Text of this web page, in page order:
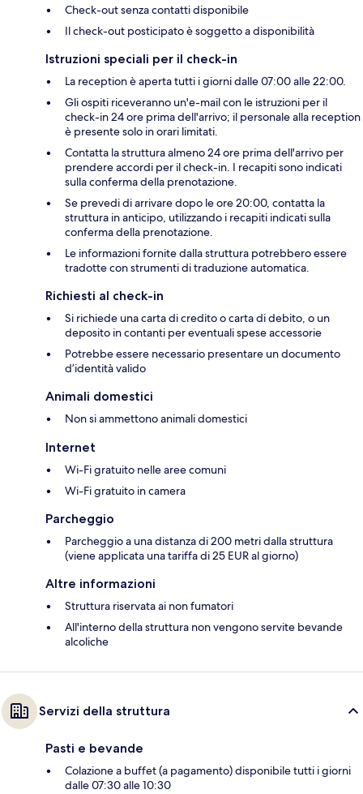
Check-out senza contatti disponibile
Il check-out posticipato è soggetto a disponibilità
Istruzioni speciali per il check-in
La reception è aperta tutti i giorni dalle 07:00 alle 22:00.
Gli ospiti riceveranno un'e-mail con le istruzioni per il
check-in 24 ore prima dell'arrivo; il personale alla reception
è presente solo in orari limitati.
Contatta la struttura almeno 24 ore prima dell'arrivo per
prendere accordi per il check-in. I recapiti sono indicati
sulla conferma della prenotazione.
Se prevedi di arrivare dopo le ore 20:00, contatta la
struttura in anticipo, utilizzando i recapiti indicati sulla
conferma della prenotazione.
Le informazioni fornite dalla struttura potrebbero essere
tradotte con strumenti di traduzione automatica.
Richiesti al check-in
Si richiede una carta di credito o carta di debito, o un
deposito in contanti per eventuali spese accessorie
Potrebbe essere necessario presentare un documento
d’identità valido
Animali domestici
Non si ammettono animali domestici
Internet
Wi-Fi gratuito nelle aree comuni
Wi-Fi gratuito in camera
Parcheggio
Parcheggio a una distanza di 200 metri dalla struttura
(viene applicata una tariffa di 25 EUR al giorno)
Altre informazioni
Struttura riservata ai non fumatori
All'interno della struttura non vengono servite bevande
alcoliche
Servizi della struttura
Pasti e bevande
Colazione a buffet (a pagamento) disponibile tutti i giorni
dalle 07:30 alle 10:30